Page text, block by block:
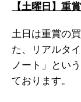
【土曜日】重
土日は重賞の
た、リアルタ
ノート」とい
ております。